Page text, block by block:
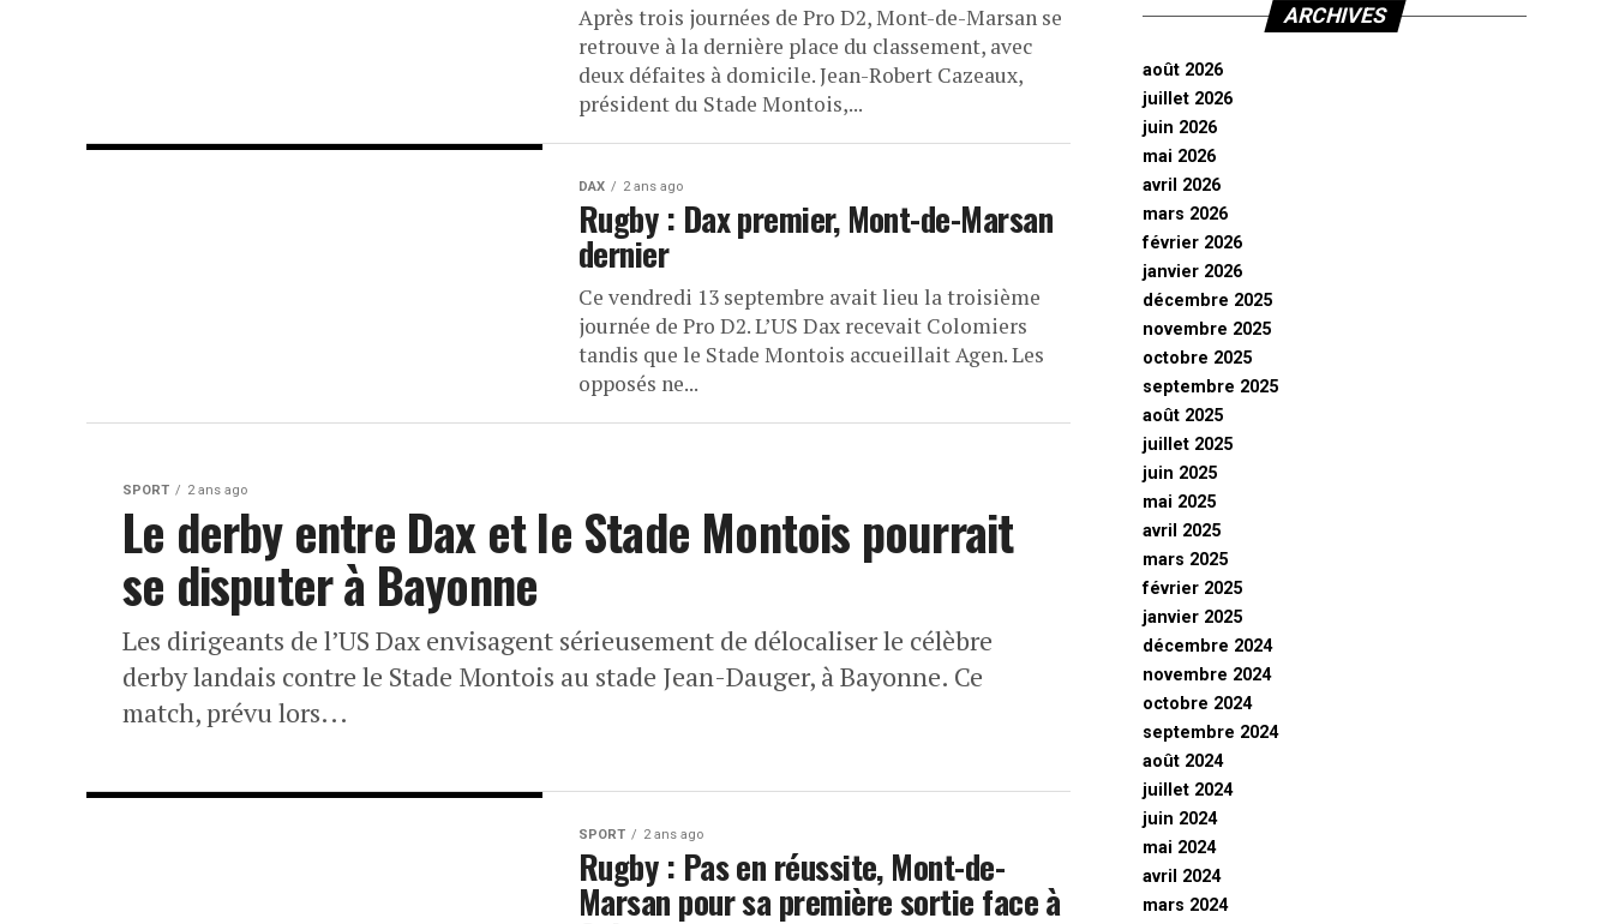
Après trois journées de Pro D2, Mont-de-Marsan se
retrouve à la dernière place du classement, avec
deux défaites à domicile. Jean-Robert Cazeaux,
président du Stade Montois,...
DAX 2 ans ago
Rugby : Dax premier, Mont-de-Marsan
dernier
Ce vendredi 13 septembre avait lieu la troisième
journée de Pro D2. L’US Dax recevait Colomiers
tandis que le Stade Montois accueillait Agen. Les
opposés ne...
SPORT 2 ans ago
Le derby entre Dax et le Stade Montois pourrait
se disputer à Bayonne
Les dirigeants de l’US Dax envisagent sérieusement de délocaliser le célèbre
derby landais contre le Stade Montois au stade Jean-Dauger, à Bayonne. Ce
match, prévu lors...
SPORT 2 ans ago
Rugby : Pas en réussite, Mont-de-
Marsan pour sa première sortie face à
ARCHIVES
août 2026
juillet 2026
juin 2026
mai 2026
avril 2026
mars 2026
février 2026
janvier 2026
décembre 2025
novembre 2025
octobre 2025
septembre 2025
août 2025
juillet 2025
juin 2025
mai 2025
avril 2025
mars 2025
février 2025
janvier 2025
décembre 2024
novembre 2024
octobre 2024
septembre 2024
août 2024
juillet 2024
juin 2024
mai 2024
avril 2024
mars 2024